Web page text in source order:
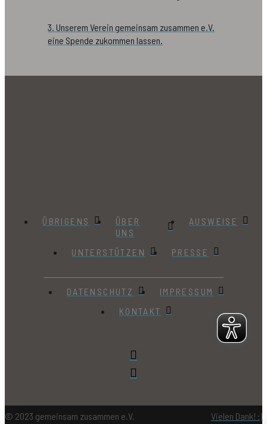
3. Unserem Verein gemeinsam zusammen e.V.
eine Spende zukommen lassen.
ÜBRIGENS
ÜBER
UNS
AUSWEISE
UNTERSTÜTZEN PRESSE
DATENSCHUTZ
IMPRESSUM
KONTAKT
© 2023 gemeinsam zusammen e.V. Vielen Dank! :)